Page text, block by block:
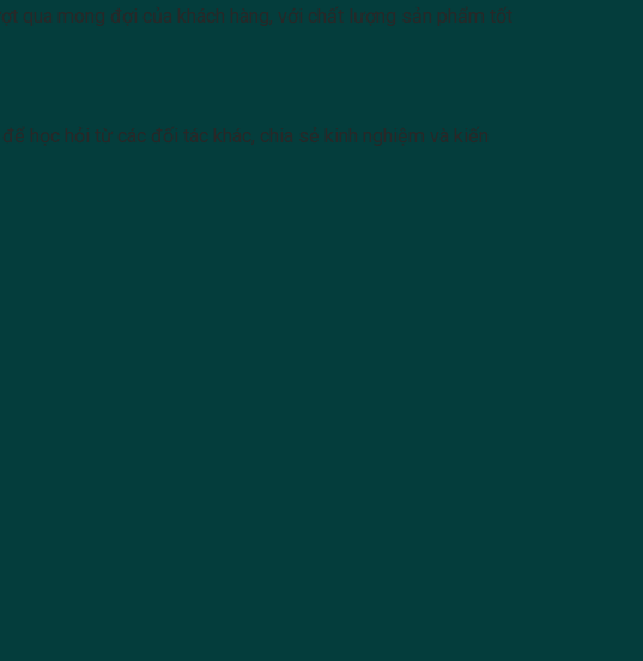
qua mong đợi của khách hàng, với chất lượng sản phẩm tốt
học hỏi từ các đối tác khác, chia sẻ kinh nghiệm và kiến